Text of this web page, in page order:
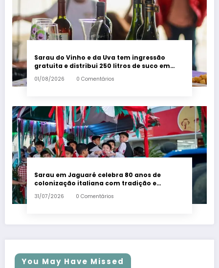
Sarau do Vinho e da Uva tem ingressão
gratuita e distribui 250 litros de suco em
Santa Teresa – Em Dia ES
01/08/2026 0 Comentários
Sarau em Jaguaré celebra 80 anos de
colonização italiana com tradição e
trambolhão da polenta – Em Dia ES
31/07/2026 0 Comentários
You May Have Missed